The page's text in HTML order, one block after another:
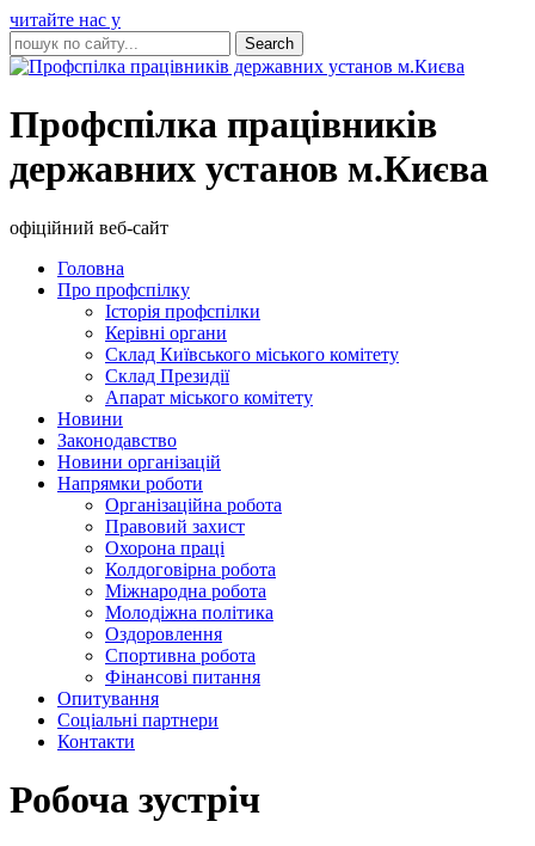
читайте нас у
Профспілка працівників
державних установ м.Києва
офіційний веб-сайт
Головна
Про профспілку
Історія профспілки
Керівні органи
Склад Київського міського комітету
Склад Президії
Апарат міського комітету
Новини
Законодавство
Новини організацій
Напрямки роботи
Організаційна робота
Правовий захист
Охорона праці
Колдоговірна робота
Міжнародна робота
Молодіжна політика
Оздоровлення
Спортивна робота
Фінансові питання
Опитування
Соціальні партнери
Контакти
Робоча зустріч